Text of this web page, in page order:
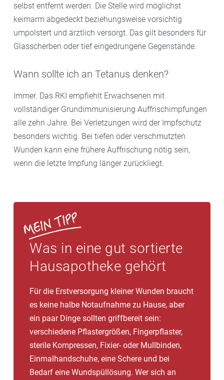
selbst entfernt werden. Die Stelle wird möglichst
keimarm abgedeckt beziehungsweise vorsichtig
umpolstert und ärztlich versorgt. Das gilt besonders für
Glasscherben oder tief eingedrungene Gegenstände.
Wann sollte ich an Tetanus denken?
Immer. Das RKI empfiehlt Erwachsenen mit
vollständiger Grundimmunisierung Auffrischimpfungen
alle zehn Jahre. Bei Verletzungen wird der Impfschutz
besonders wichtig. Bei tiefen oder verschmutzten
Wunden kann eine frühere Auffrischung nötig sein,
wenn die letzte Impfung länger zurückliegt.
Was in eine gut sortierte
Hausapotheke gehört
Für die Erstversorgung kleiner Wunden braucht
es keine halbe Notaufnahme zu Hause, aber
ein paar Dinge sollten griffbereit sein:
verschiedene Pflastergrößen, Fingerpflaster,
sterile Kompressen, Fixier- oder Mullbinden,
Einmalhandschuhe, eine Schere und bei
Bedarf eine Wundspüllösung. Wer sich an